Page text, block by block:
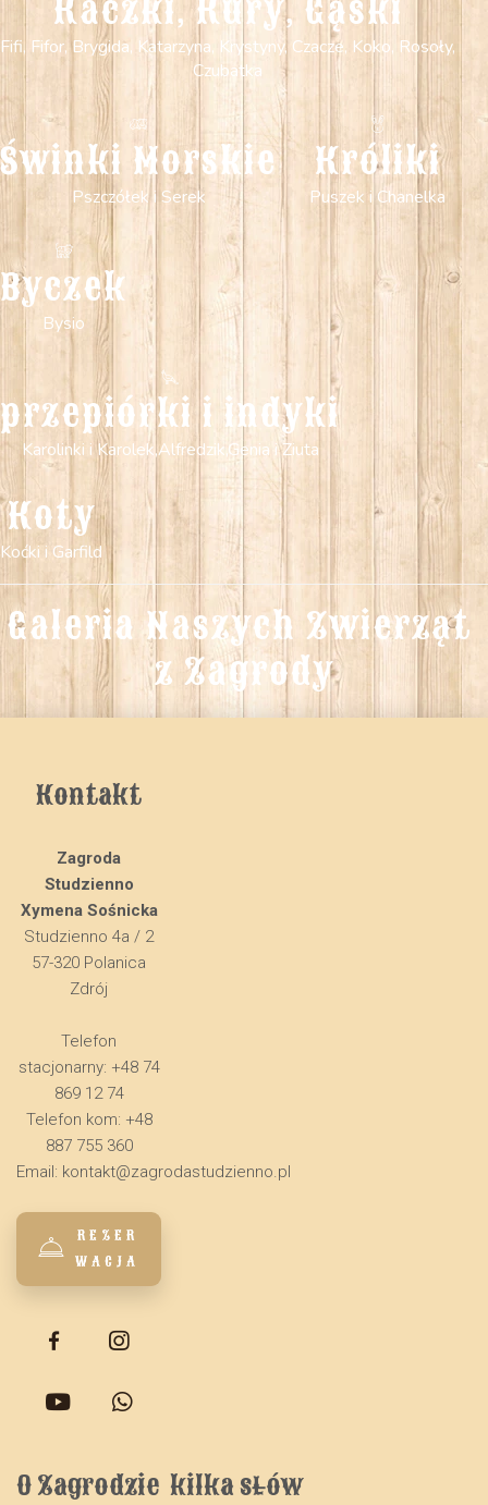
Kaczki, Kury, Gąski
Fifi, Fifor, Brygida, Katarzyna, Krystyny, Czacze, Koko, Rosoły,
Czubatka
Świnki Morskie
Pszczółek i Serek
Króliki
Puszek i Chanelka
Byczek
Bysio
przepiórki i indyki
Karolinki i Karolek,Alfredzik,Genia i Ziuta
Koty
Koćki i Garfild
Galeria Naszych Zwierząt
z Zagrody
O Zagrodzie  kilka słów
Kontakt
Zagroda
Studzienno
Xymena Sośnicka
Studzienno 4a / 2
57-320 Polanica
Zdrój
Telefon
stacjonarny: +48 74
869 12 74
Telefon kom: +48
887 755 360
Email: kontakt@zagrodastudzienno.pl
REZER
WACJA